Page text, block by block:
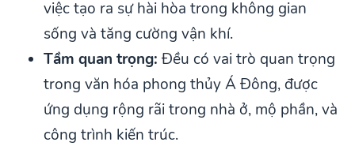
việc tạo ra sự hài hòa trong không gian
sống và tăng cường vận khí.
Tầm quan trọng: Đều có vai trò quan trọng
trong văn hóa phong thủy Á Đông, được
ứng dụng rộng rãi trong nhà ở, mộ phần, và
công trình kiến trúc.